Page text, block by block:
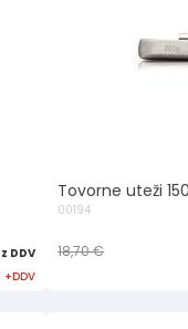
Tovorne uteži
00194
18,70 €